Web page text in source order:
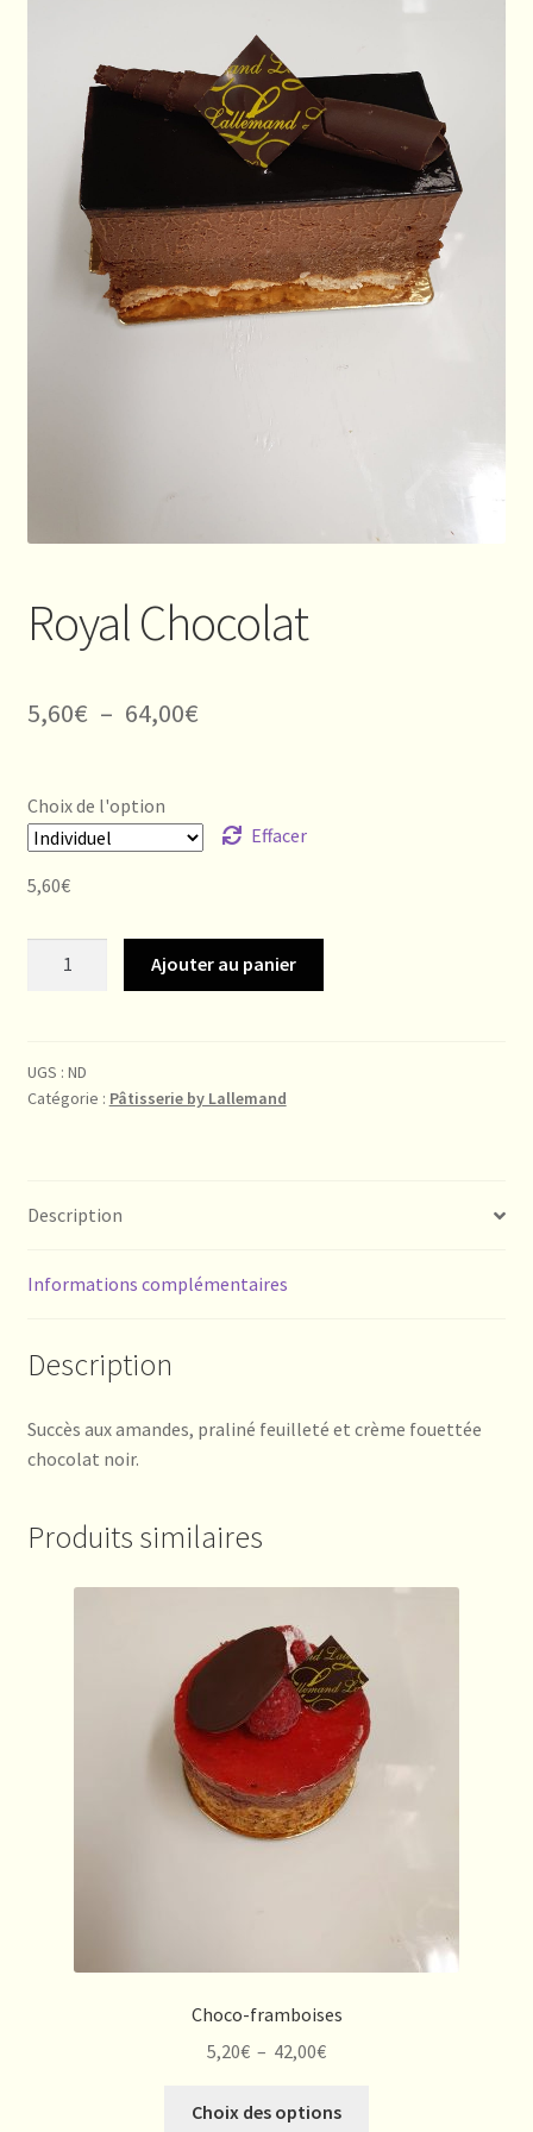
Royal Chocolat
5,60€ – 64,00€Plage
5,60€
Choix de l'option
Effacer
5,60€
Ajouter au panier
UGS : ND
Catégorie : Pâtisserie by Lallemand
Description
Informations complémentaires
Description
Succès aux amandes, praliné feuilleté et crème fouettée
chocolat noir.
Produits similaires
Choco-framboises
5,20€ – 42,00€Plage
prix :
Choix des options